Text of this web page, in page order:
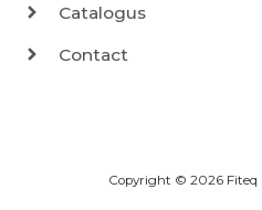
Catalogus
Contact
Copyright © 2026 Fiteq